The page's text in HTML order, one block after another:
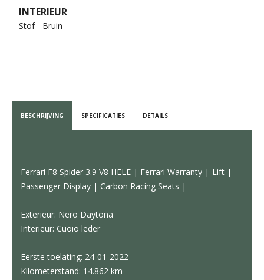
INTERIEUR
Stof - Bruin
BESCHRIJVING SPECIFICATIES DETAILS
Ferrari F8 Spider 3.9 V8 HELE | Ferrari Warranty | Lift |
Passenger Display | Carbon Racing Seats |
Exterieur: Nero Daytona
Interieur: Cuoio leder
Eerste toelating: 24-01-2022
Kilometerstand: 14.862 km